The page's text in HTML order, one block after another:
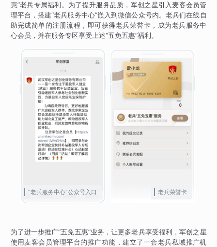
惠”老兵专属福利。为了提升服务品质，军创之星引入麦客会员管
理平台，搭建“老兵服务中心”嵌入到微信公众号内。老兵们在线自
助完成简单的注册流程，即可获得老兵荣誉卡，成为老兵服务中
心会员，并在服务专区享受上述“五免五惠”福利。
“老兵服务中心”公众号入口 老兵荣誉卡
为了进一步推广“五免五惠”业务，让更多老兵享受福利，军创之星
使用麦客会员管理平台的推广功能，建立了一套老兵私域推广机